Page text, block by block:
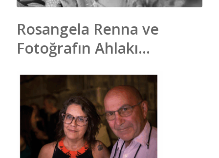
Rosangela Renna ve
Fotoğrafın Ahlakı…